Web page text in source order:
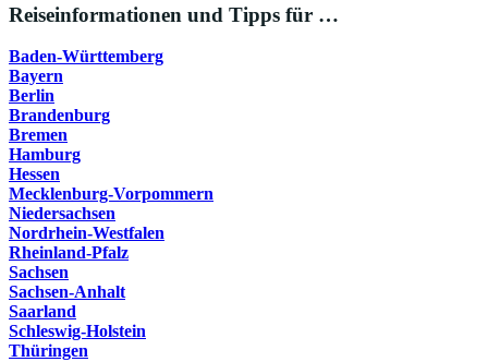
Reiseinformationen und Tipps für …
Baden-Württemberg
Bayern
Berlin
Brandenburg
Bremen
Hamburg
Hessen
Mecklenburg-Vorpommern
Niedersachsen
Nordrhein-Westfalen
Rheinland-Pfalz
Sachsen
Sachsen-Anhalt
Saarland
Schleswig-Holstein
Thüringen